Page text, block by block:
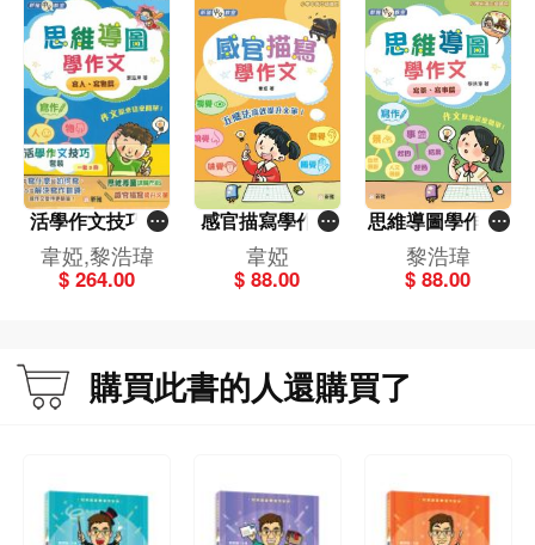
活學作文技巧套
裝（一套3冊）
[新雅中文教室]
韋婭,黎浩瑋
$ 264.00
感官描寫學作文
[新雅中文教室]
韋婭
$ 88.00
思維導圖學作文-
寫景、寫事篇[新
雅中文教室]
黎浩瑋
$ 88.00
購買此書的人還購買了